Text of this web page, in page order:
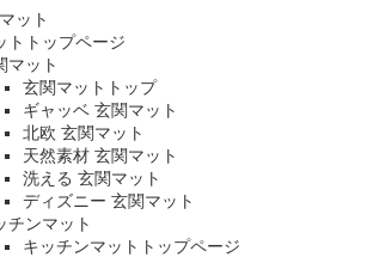
マット
トトップページ
マット
玄関マットトップ
ギャッベ 玄関マット
北欧 玄関マット
天然素材 玄関マット
洗える 玄関マット
ディズニー 玄関マット
チンマット
キッチンマットトップページ